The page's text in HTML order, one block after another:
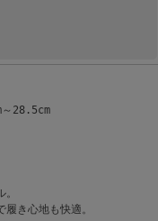
28.5cm
き心地も快適。